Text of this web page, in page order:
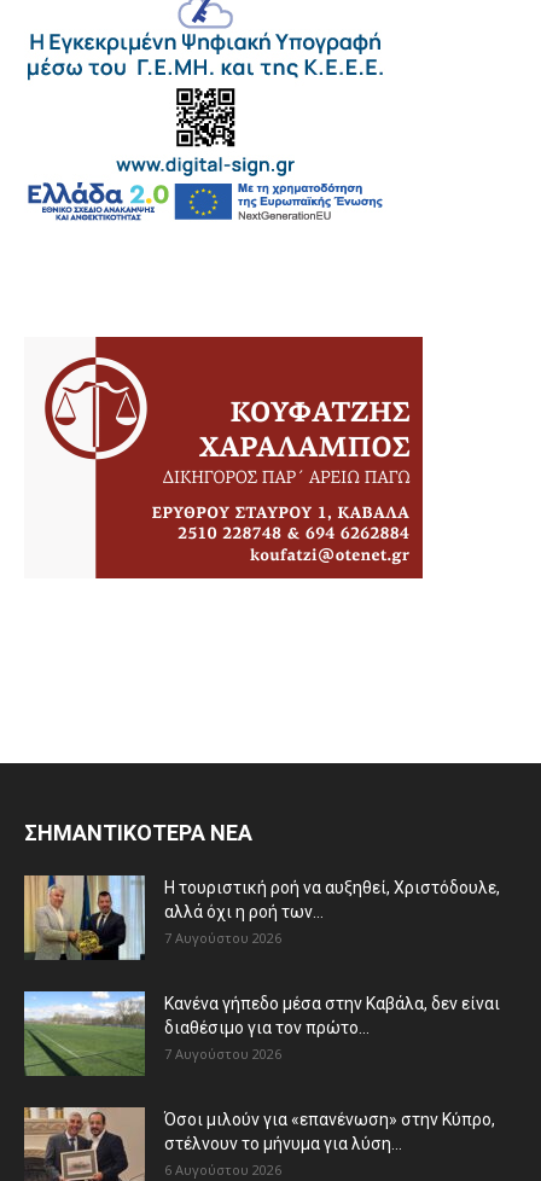
ΣΗΜΑΝΤΙΚΟΤΕΡΑ ΝΕΑ
Η τουριστική ροή να αυξηθεί, Χριστόδουλε,
αλλά όχι η ροή των...
7 Αυγούστου 2026
Κανένα γήπεδο μέσα στην Καβάλα, δεν είναι
διαθέσιμο για τον πρώτο...
7 Αυγούστου 2026
Όσοι μιλούν για «επανένωση» στην Κύπρο,
στέλνουν το μήνυμα για λύση...
6 Αυγούστου 2026